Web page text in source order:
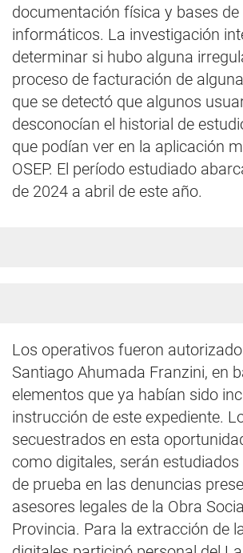
documentación física y bases de
informáticos. La investigación
determinar si hubo alguna
proceso de facturación de
que se detectó que algunos
desconocían el historial de
que podían ver en la aplicación
OSEP. El período estudiado
de 2024 a abril de este año.
Los operativos fueron
Santiago Ahumada Franzini, en
elementos que ya habían sido
instrucción de este expediente.
secuestrados en esta
como digitales, serán
de prueba en las denuncias
asesores legales de la Obra
Provincia. Para la extracción de